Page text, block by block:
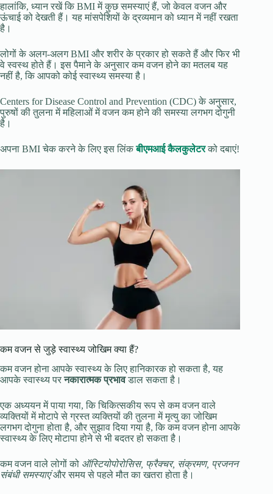
हालांकि, ध्यान रखें कि BMI में कुछ समस्याएं हैं, जो केवल वजन और
ऊंचाई को देखती हैं। यह मांसपेशियों के द्रव्यमान को ध्यान में नहीं रखता
है।
लोगों के अलग-अलग BMI और शरीर के प्रकार हो सकते हैं और फिर भी
वे स्वस्थ होते हैं। इस पैमाने के अनुसार कम वजन होने का मतलब यह
नहीं है, कि आपको कोई स्वास्थ्य समस्या है।
Centers for Disease Control and Prevention (CDC) के अनुसार,
पुरुषों की तुलना में महिलाओं में वजन कम होने की समस्या लगभग दोगुनी
है।
अपना BMI चेक करने के लिए इस लिंकबीएमआई कैलकुलेटरको दबाएं!
कम वजन से जुड़े स्वास्थ्य जोखिम क्या हैं?
कम वजन होना आपके स्वास्थ्य के लिए हानिकारक हो सकता है, यह
आपके स्वास्थ्य परनकारात्मक प्रभावडाल सकता है।
एक अध्ययन में पाया गया, कि चिकित्सकीय रूप से कम वजन वाले
व्यक्तियों में मोटापे से ग्रस्त व्यक्तियों की तुलना में मृत्यु का जोखिम
लगभग दोगुना होता है, और सुझाव दिया गया है, कि कम वजन होना आपके
स्वास्थ्य के लिए मोटापा होने से भी बदतर हो सकता है।
कम वजन वाले लोगों को ऑस्टियोपोरोसिस, फ्रैक्चर, संक्रमण, प्रजनन
संबंधी समस्याएंऔर समय से पहले मौत का खतरा होता है।